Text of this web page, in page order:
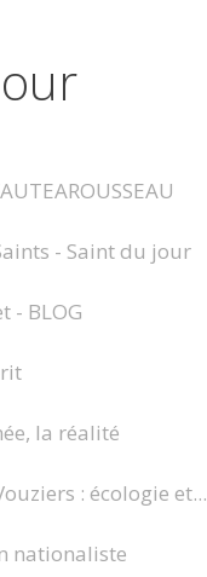
- Saint du jour
- BLOG
la réalité
: écologie et...
nationaliste